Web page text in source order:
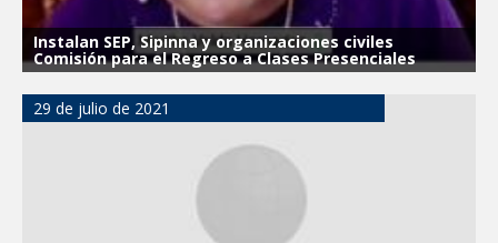
Instalan SEP, Sipinna y organizaciones civiles
Comisión para el Regreso a Clases Presenciales
29 de julio de 2021